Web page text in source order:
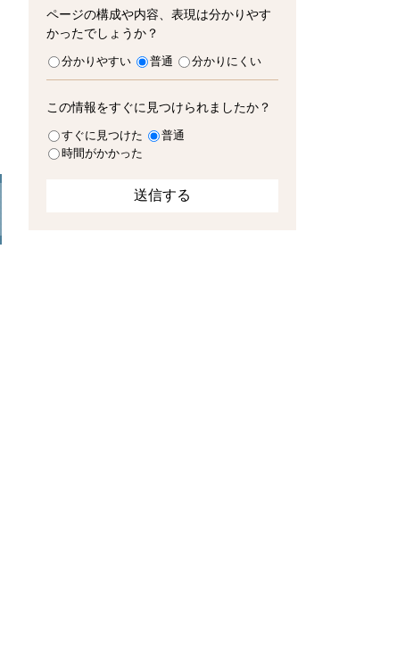
ページの構成や内容、表現は分かりやす
かったでしょうか？
分かりやすい 普通 分かりにくい
この情報をすぐに見つけられましたか？
すぐに見つけた
普通
時間がかかった